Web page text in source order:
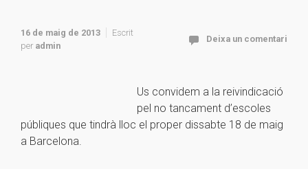
16 de maig de 2013
Escrit
per admin
Deixa un comentari
Us convidem a la reivindicació
pel no tancament d’escoles
públiques que tindrà lloc el proper dissabte 18 de maig
a Barcelona.